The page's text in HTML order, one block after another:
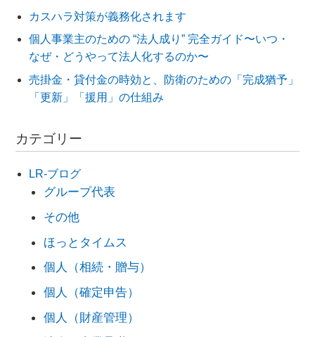
カスハラ対策が義務化されます
個人事業主のための “法人成り” 完全ガイド〜いつ・
なぜ・どうやって法人化するのか〜
売掛金・貸付金の時効と、防衛のための「完成猶予」
「更新」「援用」の仕組み
カテゴリー
LR-ブログ
グループ代表
その他
ほっとタイムス
個人（相続・贈与）
個人（確定申告）
個人（財産管理）